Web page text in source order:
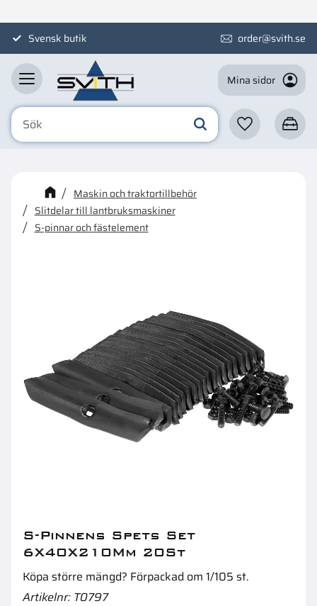
MenySvensk butik order@svith.se
Mina sidor
Favoriter
Kanske någon av dessa
produkter kan intressera dig?
Nit Försänkt 16X5,4 0,5Kg
Maskin och traktortillbehör
Slitdelar till lantbruksmaskiner
S-pinnar och fästelement
S-Pinnens Spets Set
6X40X210Mm 20St
Köpa större mängd? Förpackad om 1/105 st.
Artikelnr T0797